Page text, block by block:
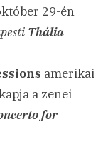
29-én
Thália
amerikai
a zenei
for